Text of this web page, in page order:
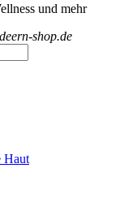
und mehr
shop.de
Haut